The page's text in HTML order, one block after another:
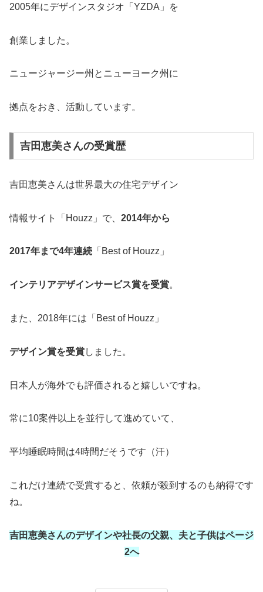
2005年にデザインスタジオ「YZDA」を
創業しました。
ニュージャージー州とニューヨーク州に
拠点をおき、活動しています。
吉田恵美さんの受賞歴
吉田恵美さんは世界最大の住宅デザイン
情報サイト「Houzz」で、 2014年から
2017年まで4年連続 「Best of Houzz」
インテリアデザインサービス賞を受賞。
また、 2018年には「Best of Houzz」
デザイン賞を受賞しました。
日本人が海外でも評価されると嬉しいですね。
常に10案件以上を並行して進めていて、
平均睡眠時間は4時間だそうです（汗）
これだけ連続で受賞すると、依頼が殺到するのも納得です
ね。
吉田恵美さんのデザインや社長の父親、夫と子供はページ
2へ